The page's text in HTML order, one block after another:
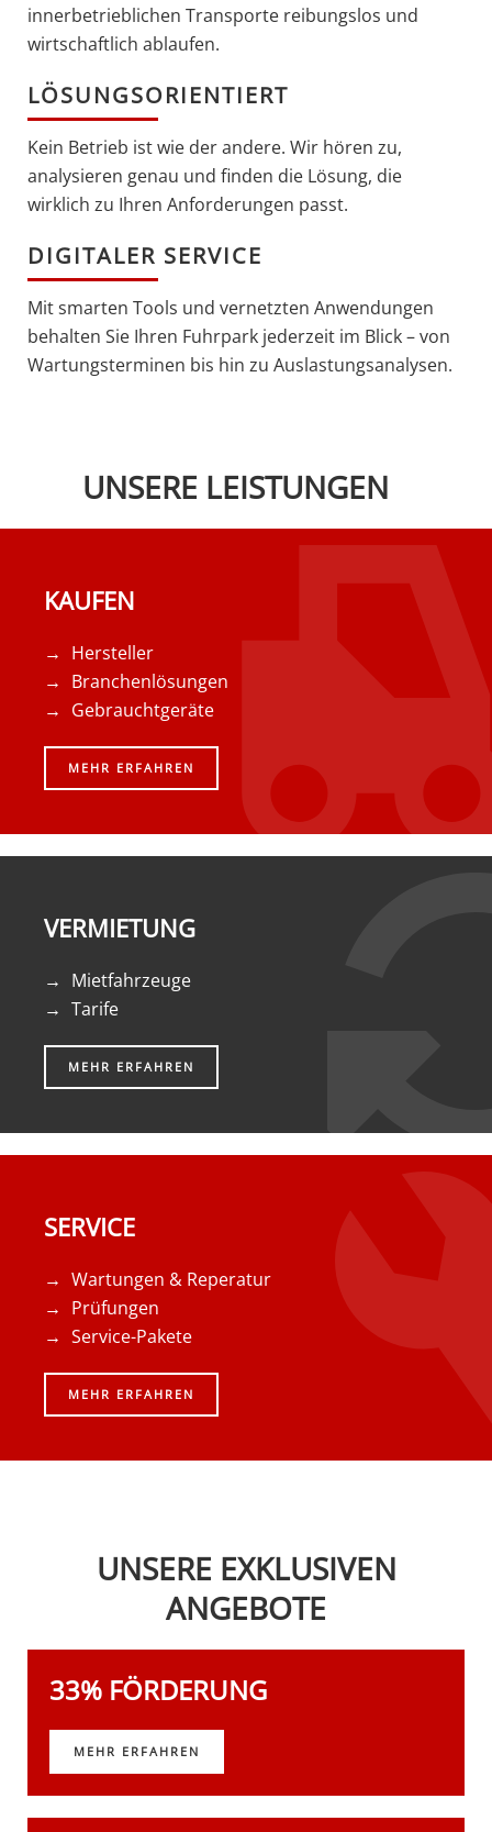
innerbetrieblichen Transporte reibungslos und
wirtschaftlich ablaufen.
LÖSUNGSORIENTIERT
Kein Betrieb ist wie der andere. Wir hören zu,
analysieren genau und finden die Lösung, die
wirklich zu Ihren Anforderungen passt.
DIGITALER SERVICE
Mit smarten Tools und vernetzten Anwendungen
behalten Sie Ihren Fuhrpark jederzeit im Blick – von
Wartungsterminen bis hin zu Auslastungsanalysen.
UNSERE LEISTUNGEN
KAUFEN
Hersteller
Branchenlösungen
Gebrauchtgeräte
MEHR ERFAHREN
VERMIETUNG
Mietfahrzeuge
Tarife
MEHR ERFAHREN
SERVICE
Wartungen & Reperatur
Prüfungen
Service-Pakete
MEHR ERFAHREN
UNSERE EXKLUSIVEN
ANGEBOTE
33% FÖRDERUNG
MEHR ERFAHREN